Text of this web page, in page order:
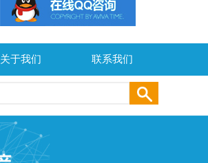
关于我们 联系我们